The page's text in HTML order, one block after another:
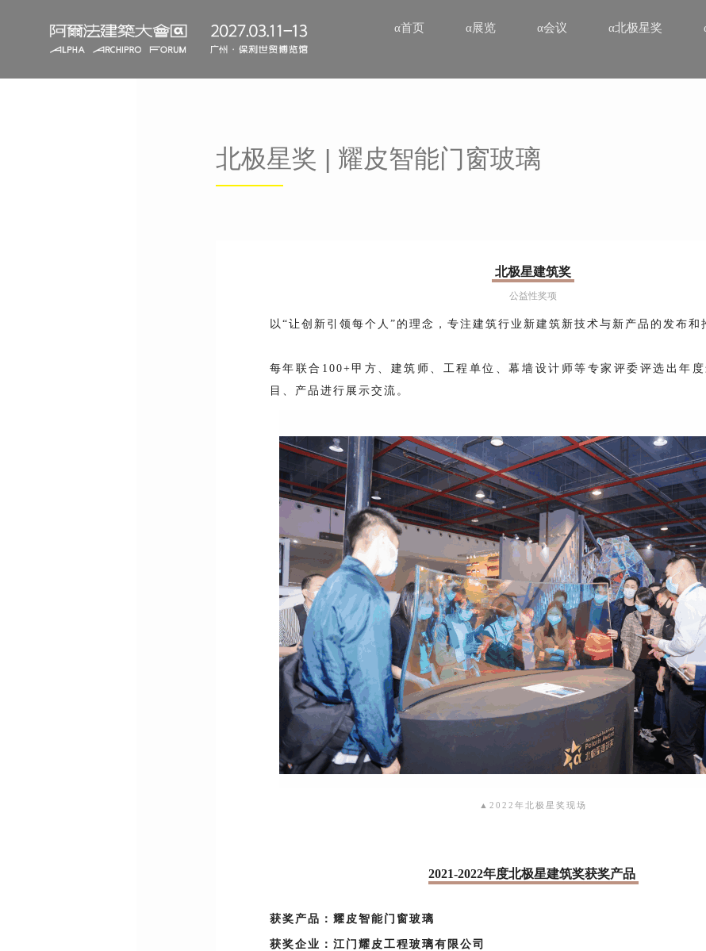
α首页 α展览 α会议 α北极星奖
北极星奖 | 耀皮智能门窗玻璃
北极星建筑奖
公益性奖项
以“让创新引领每个人”的理念，专注建筑行业新建筑新技术与新产品的发布和
每年联合100+甲方、建筑师、工程单位、幕墙设计师等专家评委评选出年
目、产品进行展示交流。
▲2022年北极星奖现场
2021-2022年度北极星建筑奖获奖产品
获奖产品： 耀皮智能门窗玻璃
获奖企业： 江门耀皮工程玻璃有限公司